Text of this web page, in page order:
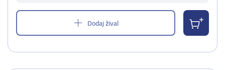
Dodaj žival